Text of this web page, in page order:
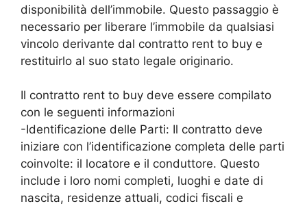
disponibilità dell’immobile. Questo passaggio è
necessario per liberare l’immobile da qualsiasi
vincolo derivante dal contratto rent to buy e
restituirlo al suo stato legale originario.
Il contratto rent to buy deve essere compilato
con le seguenti informazioni
-Identificazione delle Parti: Il contratto deve
iniziare con l’identificazione completa delle parti
coinvolte: il locatore e il conduttore. Questo
include i loro nomi completi, luoghi e date di
nascita, residenze attuali, codici fiscali e